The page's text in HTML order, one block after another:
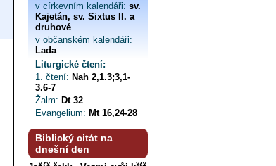
v církevním kalendáři: sv.
Kajetán, sv. Sixtus II. a
druhové
v občanském kalendáři:
Lada
Liturgické čtení:
1. čtení: Nah 2,1.3;3,1-
3.6-7
Žalm: Dt 32
Evangelium: Mt 16,24-28
Biblický citát na
dnešní den